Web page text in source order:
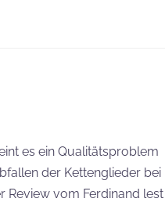
es ein Qualitätsproblem
der Kettenglieder bei
Review vom Ferdinand lest